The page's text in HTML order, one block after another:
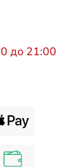
до 21:00